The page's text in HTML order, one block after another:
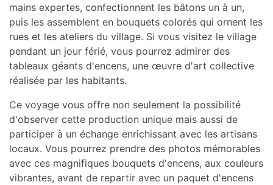
mains expertes, confectionnent les bâtons un à un,
puis les assemblent en bouquets colorés qui ornent les
rues et les ateliers du village. Si vous visitez le village
pendant un jour férié, vous pourrez admirer des
tableaux géants d'encens, une œuvre d'art collective
réalisée par les habitants.
Ce voyage vous offre non seulement la possibilité
d'observer cette production unique mais aussi de
participer à un échange enrichissant avec les artisans
locaux. Vous pourrez prendre des photos mémorables
avec ces magnifiques bouquets d'encens, aux couleurs
vibrantes, avant de repartir avec un paquet d'encens